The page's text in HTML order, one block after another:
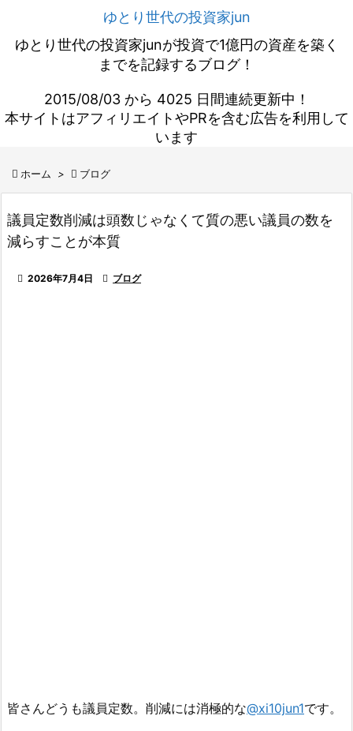
ゆとり世代の投資家jun
ゆとり世代の投資家junが投資で1億円の資産を築く
までを記録するブログ！
2015/08/03 から 4025 日間連続更新中！
本サイトはアフィリエイトやPRを含む広告を利用して
います
 ホーム >  ブログ
議員定数削減は頭数じゃなくて質の悪い議員の数を
減らすことが本質
 2026年7月4日  ブログ
皆さんどうも議員定数。削減には消極的な@xi10jun1です。